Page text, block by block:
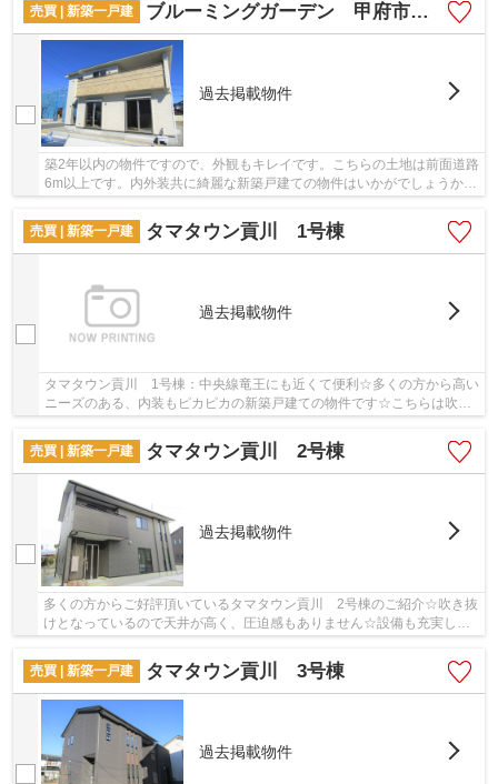
売買 | 新築一戸建
ブルーミングガーデン 甲府市富竹4丁目
過去掲載物件
築2年以内の物件ですので、外観もキレイです。こちらの土地は前面道路
6m以上です。内外装共に綺麗な新築戸建ての物件はいかがでしょうか。
売買 | 新築一戸建
タマタウン貢川 1号棟
過去掲載物件
タマタウン貢川 1号棟：中央線竜王にも近くて便利☆多くの方から高い
ニーズのある、内装もピカピカの新築戸建ての物件です☆こちらは吹抜
売買 | 新築一戸建
タマタウン貢川 2号棟
過去掲載物件
多くの方からご好評頂いているタマタウン貢川 2号棟のご紹介☆吹き抜
けとなっているので天井が高く、圧迫感もありません☆設備も充実して
いる新築戸建ての物件はいかがでしょうか☆築2年...
売買 | 新築一戸建
タマタウン貢川 3号棟
過去掲載物件